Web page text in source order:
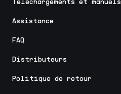
Téléchargements et manuels
Assistance
FAQ
Distributeurs
Politique de retour